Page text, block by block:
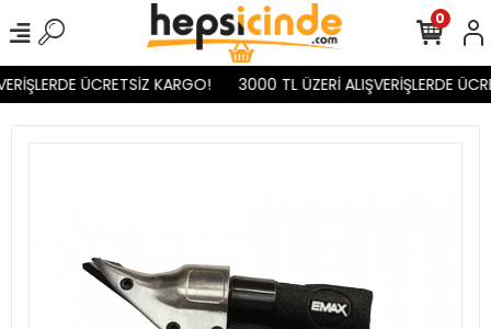
ÜCRETSİZ KARGO! 3000 TL ÜZERİ ALIŞVERİŞLERDE
0